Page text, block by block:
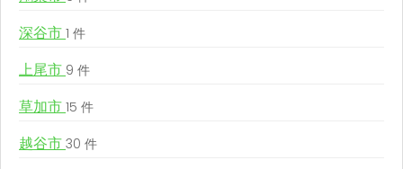
深谷市 1 件
上尾市 9 件
草加市 15 件
越谷市 30 件